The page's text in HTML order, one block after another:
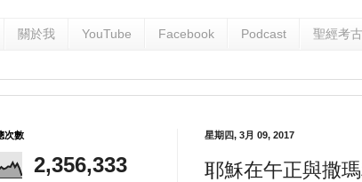
關於我 YouTube Facebook Podcast 聖經考
星期四, 3月 09, 2017
耶穌在午正與撒
次數
2,356,333